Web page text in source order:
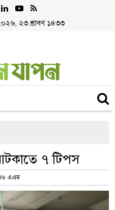
২৩ শ্রাবণ ১৪৩৩
৭ টিপস
এএম